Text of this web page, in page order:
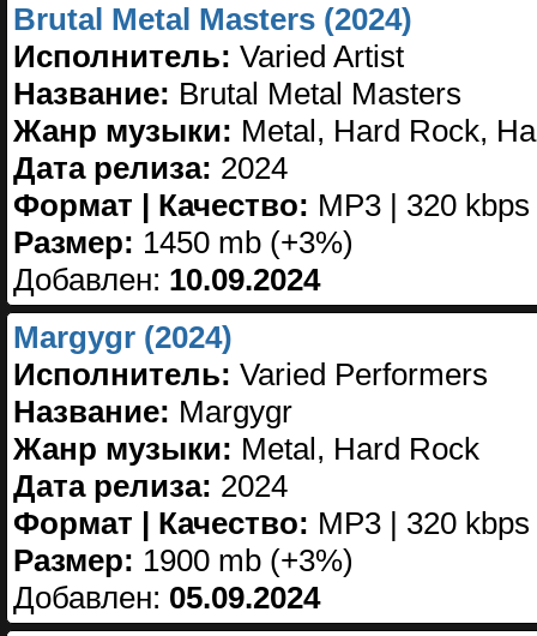
Brutal Metal Masters (2024)
Исполнитель: Varied Artist
Название: Brutal Metal Masters
Жанр музыки: Metal, Hard Rock,
Дата релиза: 2024
Формат | Качество: MP3 | 320 kbps
Размер: 1450 mb (+3%)
Добавлен: 10.09.2024
Margygr (2024)
Исполнитель: Varied Performers
Название: Margygr
Жанр музыки: Metal, Hard Rock
Дата релиза: 2024
Формат | Качество: MP3 | 320 kbps
Размер: 1900 mb (+3%)
Добавлен: 05.09.2024